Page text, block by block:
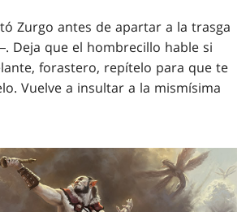
Zurgo antes de apartar a la trasga
Deja que el hombrecillo hable si
forastero, repítelo para que te
Vuelve a insultar a la mismísima